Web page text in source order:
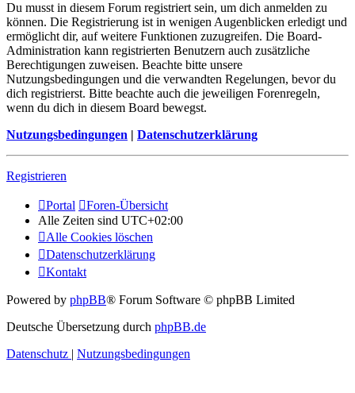
Du musst in diesem Forum registriert sein, um dich anmelden zu
können. Die Registrierung ist in wenigen Augenblicken erledigt und
ermöglicht dir, auf weitere Funktionen zuzugreifen. Die Board-
Administration kann registrierten Benutzern auch zusätzliche
Berechtigungen zuweisen. Beachte bitte unsere
Nutzungsbedingungen und die verwandten Regelungen, bevor du
dich registrierst. Bitte beachte auch die jeweiligen Forenregeln,
wenn du dich in diesem Board bewegst.
Nutzungsbedingungen | Datenschutzerklärung
Registrieren
Portal
Foren-Übersicht
Alle Zeiten sind UTC+02:00
Alle Cookies löschen
Datenschutzerklärung
Kontakt
Powered by phpBB® Forum Software © phpBB Limited
Deutsche Übersetzung durch phpBB.de
Datenschutz | Nutzungsbedingungen